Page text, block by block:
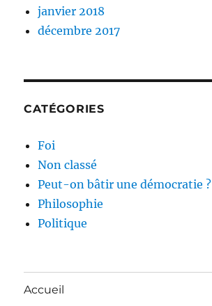
janvier 2018
décembre 2017
CATÉGORIES
Foi
Non classé
Peut-on bâtir une démocratie ?
Philosophie
Politique
Accueil